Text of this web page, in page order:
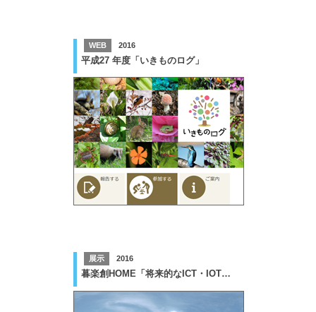
WEB 2016
平成27 年度「いきものログ」
展示 2016
暮楽創HOME「将来的なICT・IOT活用サービス」